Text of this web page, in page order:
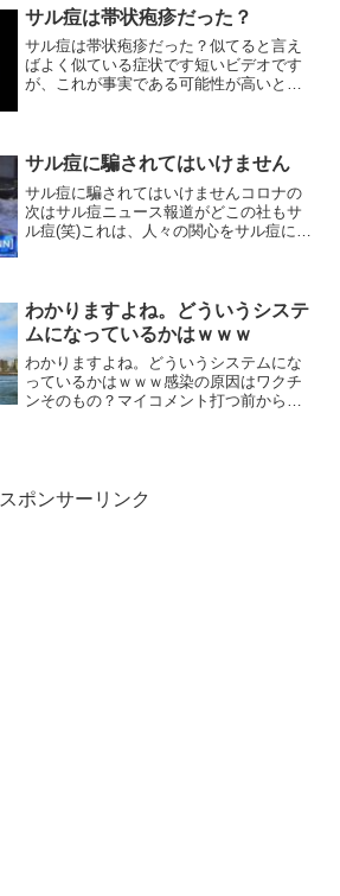
ったそうですが、そりゃそうですよ。だ
って「コロナプランデミ...
サル痘は帯状疱疹だった？￼
サル痘は帯状疱疹だった？似てると言え
ばよく似ている症状です短いビデオです
が、これが事実である可能性が高いと思
実験用のサルが逃げ出した...
サル痘に騙されてはいけません
サル痘に騙されてはいけませんコロナの
次はサル痘ニュース報道がどこの社もサ
ル痘(笑)これは、人々の関心をサル痘に向
無難です。ウクライナ...
わかりますよね。どういうシステ
ムになっているかはｗｗｗ￼
わかりますよね。どういうシステムにな
っているかはｗｗｗ感染の原因はワクチ
ンそのもの？マイコメント打つ前からす
スポンサーリンク